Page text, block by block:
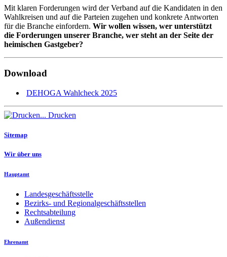
Mit klaren Forderungen wird der Verband auf die Kandidaten in den
Wahlkreisen und auf die Parteien zugehen und konkrete Antworten
für die Branche einfordern. Wir wollen wissen, wer unterstützt
die Forderungen unserer Branche, wer steht an der Seite der
heimischen Gastgeber?
Download
DEHOGA Wahlcheck 2025
Drucken
Sitemap
Wir über uns
Hauptamt
Landesgeschäftsstelle
Bezirks- und Regionalgeschäftsstellen
Rechtsabteilung
Außendienst
Ehrenamt